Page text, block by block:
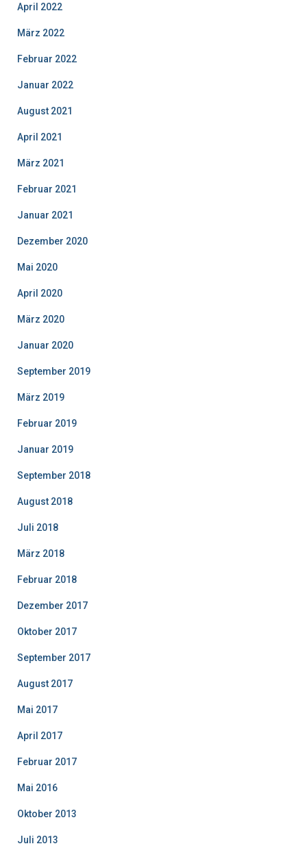
April 2022
März 2022
Februar 2022
Januar 2022
August 2021
April 2021
März 2021
Februar 2021
Januar 2021
Dezember 2020
Mai 2020
April 2020
März 2020
Januar 2020
September 2019
März 2019
Februar 2019
Januar 2019
September 2018
August 2018
Juli 2018
März 2018
Februar 2018
Dezember 2017
Oktober 2017
September 2017
August 2017
Mai 2017
April 2017
Februar 2017
Mai 2016
Oktober 2013
Juli 2013